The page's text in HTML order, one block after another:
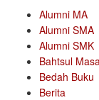
Alumni MA
Alumni SMA
Alumni SMK
Bahtsul
Bedah Buku
Berita